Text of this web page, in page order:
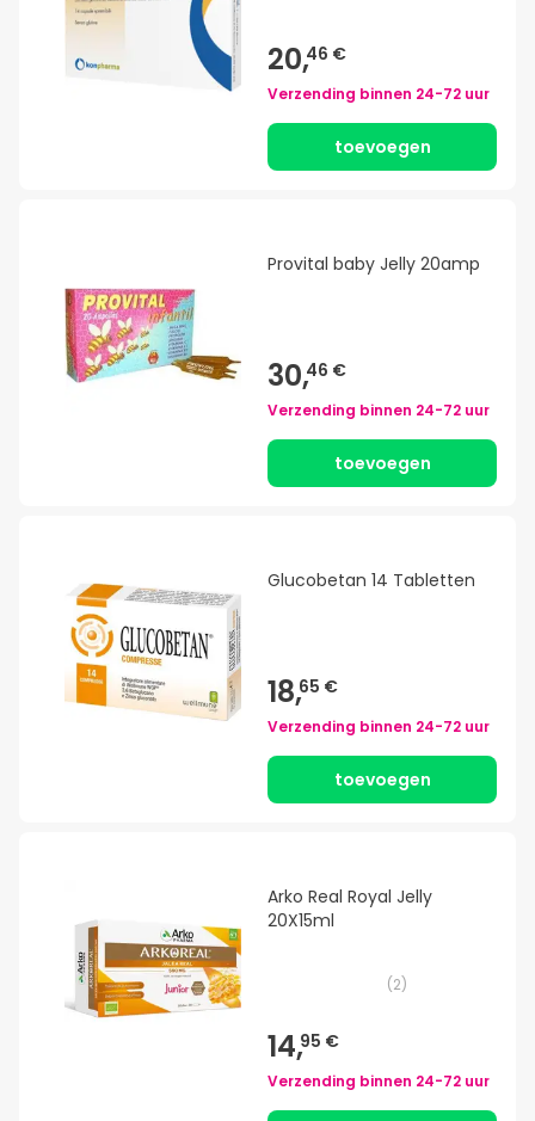
20,46 €
Verzending binnen 24-72 uur
toevoegen
Provital baby Jelly 20amp
30,46 €
Verzending binnen 24-72 uur
toevoegen
Glucobetan 14 Tabletten
18,65 €
Verzending binnen 24-72 uur
toevoegen
Arko Real Royal Jelly
20X15ml
(2)
14,95 €
Verzending binnen 24-72 uur